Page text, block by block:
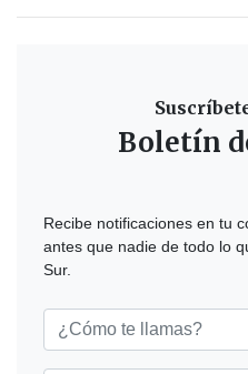
Boletín
Recibe notificaciones en tu
antes que nadie de todo lo
Sur.